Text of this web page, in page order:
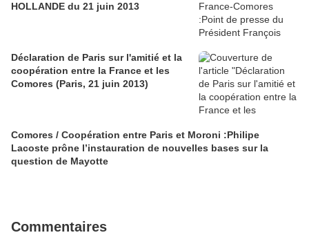
HOLLANDE du 21 juin 2013
Déclaration de Paris sur l'amitié et la
coopération entre la France et les
Comores (Paris, 21 juin 2013)
Comores / Coopération entre Paris et Moroni :Philipe
Lacoste prône l’instauration de nouvelles bases sur la
question de Mayotte
Commentaires